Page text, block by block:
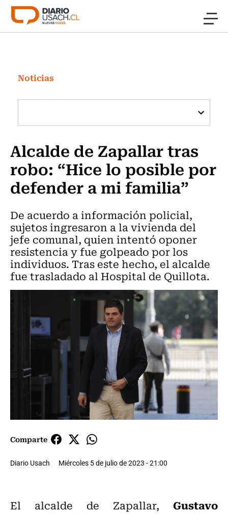
Click acá para ir directamente al contenido
Investigación
Cultura
Programas Radio y TV Usach
Noticias
Alcalde de Zapallar tras
robo: “Hice lo posible por
defender a mi familia”
De acuerdo a información policial,
sujetos ingresaron a la vivienda del
jefe comunal, quien intentó oponer
resistencia y fue golpeado por los
individuos. Tras este hecho, el alcalde
fue trasladado al Hospital de Quillota.
Comparte
Diario Usach Miércoles 5 de julio de 2023 - 21:00
El alcalde de Zapallar, Gustavo